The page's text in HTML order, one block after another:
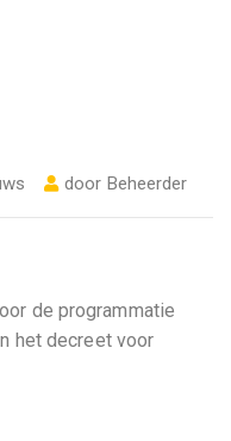
door Beheerder
de programmatie
het decreet voor